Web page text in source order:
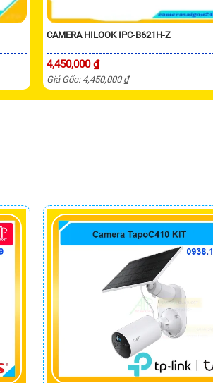
CAMERA HILOOK IPC-B621H-Z
4,450,000 ₫
Giá Gốc: 4,450,000 ₫